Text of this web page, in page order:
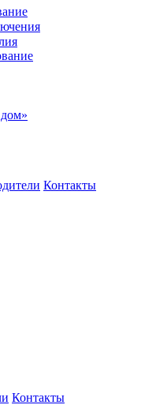
Контакты
Контакты